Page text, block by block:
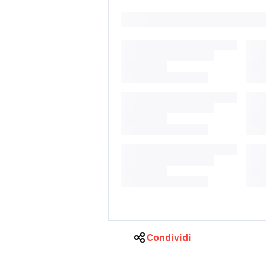
Condividi